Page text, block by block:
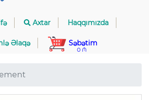
Axtar Haqqımızda
Əlaqə Səbətim
0 ₼